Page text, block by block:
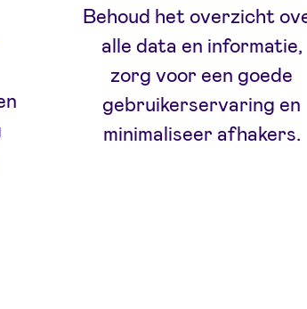
Behoud het overzicht
alle data en informatie,
zorg voor een goede
gebruikerservaring en
minimaliseer afhakers.